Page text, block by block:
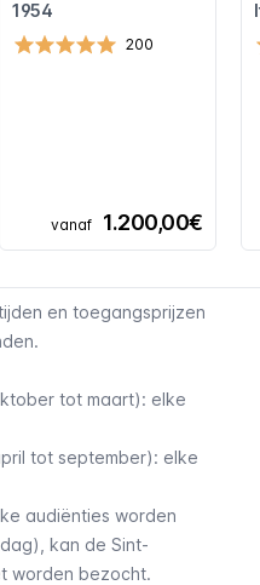
1954
200
vanaf 1.200,00€
en toegangsprijzen
tot maart): elke
tot september): elke
audiënties worden
kan de Sint-
worden bezocht.